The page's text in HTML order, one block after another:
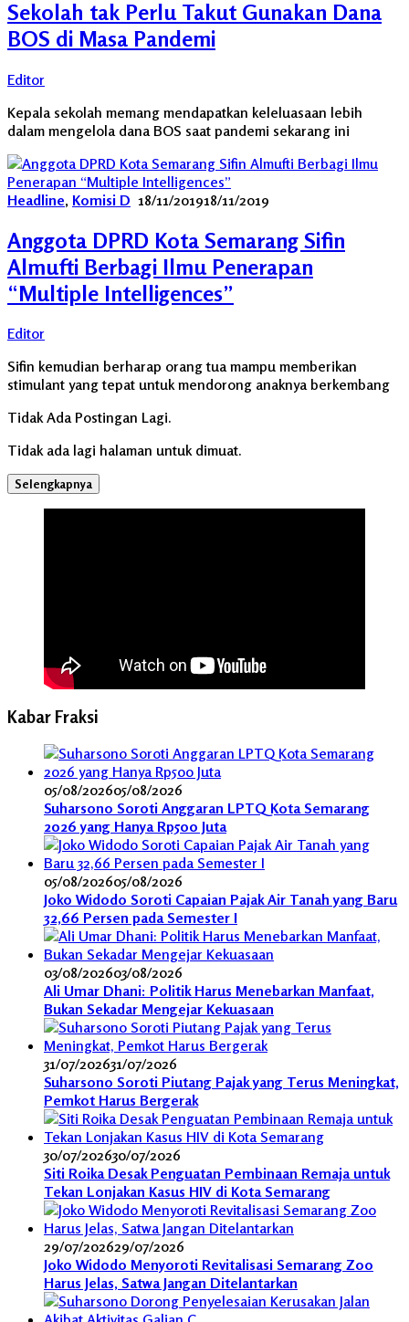
Sekolah tak Perlu Takut Gunakan Dana
BOS di Masa Pandemi
Editor
Kepala sekolah memang mendapatkan keleluasaan lebih
dalam mengelola dana BOS saat pandemi sekarang ini
Headline, Komisi D 18/11/201918/11/2019
Anggota DPRD Kota Semarang Sifin
Almufti Berbagi Ilmu Penerapan
“Multiple Intelligences”
Editor
Sifin kemudian berharap orang tua mampu memberikan
stimulant yang tepat untuk mendorong anaknya berkembang
Tidak Ada Postingan Lagi.
Tidak ada lagi halaman untuk dimuat.
Selengkapnya
Kabar Fraksi
05/08/202605/08/2026
Suharsono Soroti Anggaran LPTQ Kota Semarang
2026 yang Hanya Rp500 Juta
05/08/202605/08/2026
Joko Widodo Soroti Capaian Pajak Air Tanah yang Baru
32,66 Persen pada Semester I
03/08/202603/08/2026
Ali Umar Dhani: Politik Harus Menebarkan Manfaat,
Bukan Sekadar Mengejar Kekuasaan
31/07/202631/07/2026
Suharsono Soroti Piutang Pajak yang Terus Meningkat,
Pemkot Harus Bergerak
30/07/202630/07/2026
Siti Roika Desak Penguatan Pembinaan Remaja untuk
Tekan Lonjakan Kasus HIV di Kota Semarang
29/07/202629/07/2026
Joko Widodo Menyoroti Revitalisasi Semarang Zoo
Harus Jelas, Satwa Jangan Ditelantarkan